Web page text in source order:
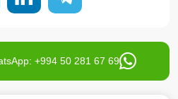
+994 50 281 67 69